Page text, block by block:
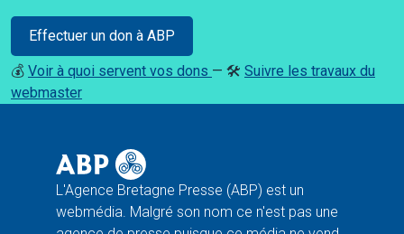
Effectuer un don à ABP
💰 Voir à quoi servent vos dons — 🛠️ Suivre les travaux du
webmaster
L'Agence Bretagne Presse (ABP) est un
webmédia. Malgré son nom ce n'est pas une